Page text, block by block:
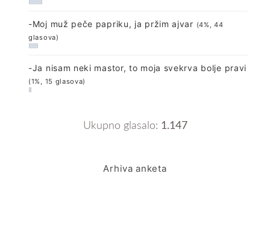
-Moj muž peče papriku, ja pržim ajvar (4%, 44
glasova)
-Ja nisam neki mastor, to moja svekrva bolje pravi
(1%, 15 glasova)
Ukupno glasalo: 1.147
Arhiva anketa